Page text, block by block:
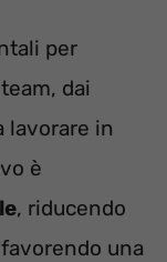
per
dai
lavorare in
è
, riducendo
una